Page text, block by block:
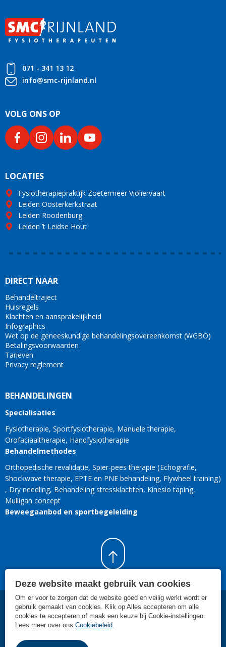
071 - 341 13 12
info@smc-rijnland.nl
VOLG ONS OP
LOCATIES
Fysiotherapiepraktijk Zoetermeer Violiervaart
Leiden Oosterkerkstraat
Leiden Roodenburg
Leiden ’t Leidse Hout
DIRECT NAAR
Behandeltraject
Huisregels
Klachten en aansprakelijkheid
Infographics
Wet op de geneeskundige behandelingsovereenkomst (WGBO)
Betalingsvoorwaarden
Tarieven
Privacy reglement
BEHANDELINGEN
Specialisaties
Fysiotherapie Sportfysiotherapie Manuele therapie
Orofaciaaltherapie Handfysiotherapie
Behandelmethodes
Orthopedische revalidatie Spier-pees therapie Echografie
Shockwave therapie EPTE en PNE behandeling Flywheel training
Dry needling Behandeling stressklachten Kinesio taping
Mulligan concept
Beweegaanbod en sportbegeleiding
2026SMC Rijnland Zoetermeer.Fysiotherapie, Sportfysiotherapie en
Manuele therapie in Zoetermeer
Cookiebeleid
Deze website maakt gebruik van cookies
Om er voor te zorgen dat de website goed en veilig werkt wordt er
gebruik gemaakt van cookies. Klik op Alles accepteren om alle
cookies te accepteren of maak een keuze bij Cookie-instellingen.
Lees meer over ons Cookiebeleid.